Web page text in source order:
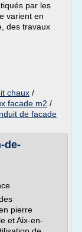
par les
varient en
des travaux
chaux /
facade m2 /
de facade
de-
pierre
et Aix-en-